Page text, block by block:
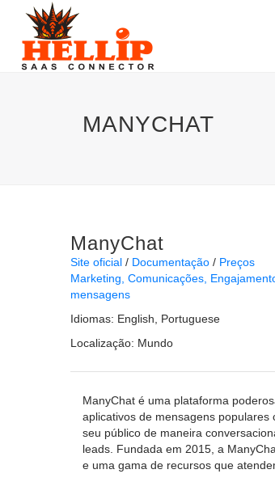
MANYCHAT
ManyChat
Site oficial Documentação
Preços
Marketing Comunicações
mensagens
Idiomas: English
Portuguese
Localização: Mundo
ManyChat é uma plataforma
aplicativos de mensagens
seu público de maneira
leads. Fundada em 2015, a
e uma gama de recursos que